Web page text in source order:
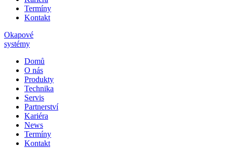
Termíny
Kontakt
Okapové
systémy
Domů
O nás
Produkty
Technika
Servis
Partnerství
Kariéra
News
Termíny
Kontakt